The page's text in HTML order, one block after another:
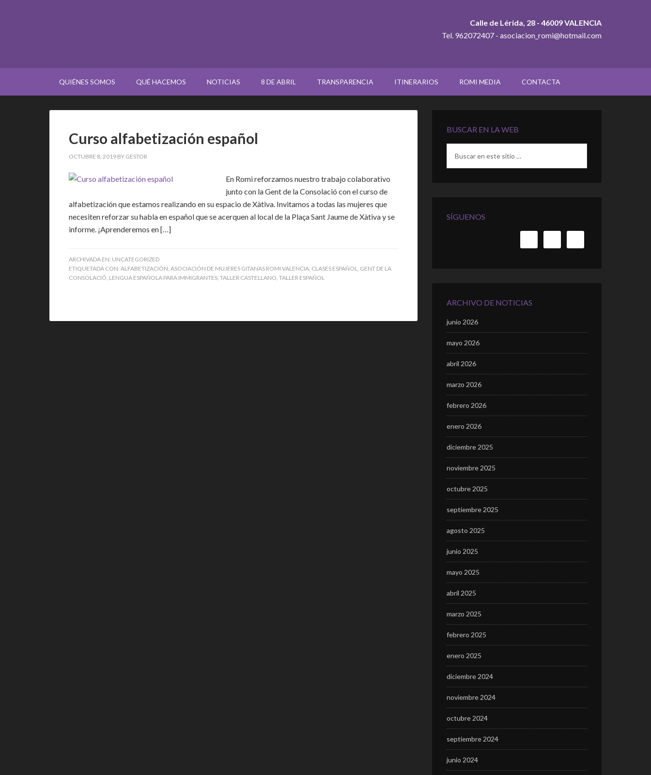
Calle de Lérida, 28 - 46009 VALENCIA
Tel. 962072407 - asociacion_romi@hotmail.com
QUIÉNES SOMOS QUÉ HACEMOS NOTICIAS 8 DE ABRIL TRANSPARENCIA ITINERARIOS ROMI MEDIA CONTACTA
Curso alfabetización español
OCTUBRE 8, 2019 BY GESTOR
En Romi reforzamos nuestro trabajo colaborativo
junto con la Gent de la Consolació con el curso de
alfabetización que estamos realizando en su espacio de Xàtiva. Invitamos a todas las mujeres que
necesiten reforzar su habla en español que se acerquen al local de la Plaça Sant Jaume de Xàtiva y se
informe. ¡Aprenderemos en […]
ARCHIVADA EN: UNCATEGORIZED
ETIQUETADA CON: ALFABETIZACIÓN, ASOCIACIÓN DE MUJERES GITANAS ROMI VALENCIA, CLASES ESPAÑOL, GENT DE LA
CONSOLACIÓ, LENGUA ESPAÑOLA PARA IMMIGRANTES, TALLER CASTELLANO, TALLER ESPAÑOL
BUSCAR EN LA WEB
SÍGUENOS
ARCHIVO DE NOTICIAS
junio 2026
mayo 2026
abril 2026
marzo 2026
febrero 2026
enero 2026
diciembre 2025
noviembre 2025
octubre 2025
septiembre 2025
agosto 2025
junio 2025
mayo 2025
abril 2025
marzo 2025
febrero 2025
enero 2025
diciembre 2024
noviembre 2024
octubre 2024
septiembre 2024
junio 2024